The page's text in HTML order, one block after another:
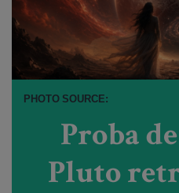
PHOTO SOURCE:
Proba
Pluto